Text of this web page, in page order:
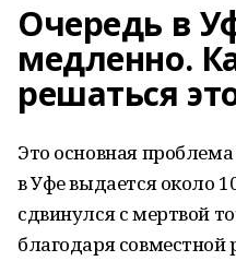
Очередь в
медленно.
решаться
Это основная
в Уфе выдается около
сдвинулся с мертвой
благодаря